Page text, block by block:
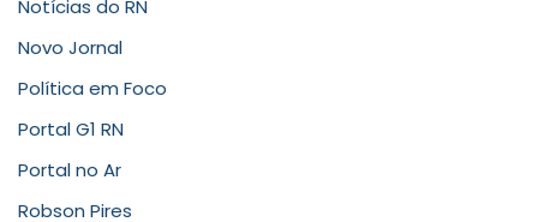
Notícias do RN
Novo Jornal
Política em Foco
Portal G1 RN
Portal no Ar
Robson Pires